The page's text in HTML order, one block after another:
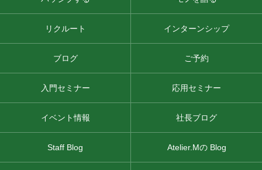
リクルート インターンシップ
ブログ ご予約
入門セミナー 応用セミナー
イベント情報 社長ブログ
Staff Blog Atelier.Mの Blog